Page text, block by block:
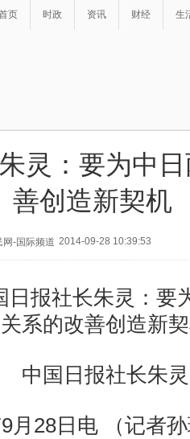
页 时政 资讯 财经 生
灵：要为中
善创造新契机
网-国际频道 2014-09-28 10:39:53
中国日报社长朱灵
28日电 （记者孙